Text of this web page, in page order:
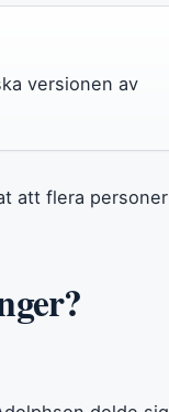
versionen av
att flera